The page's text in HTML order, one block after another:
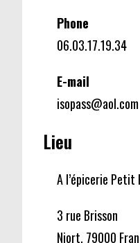
Phone
06.03.17.19.34
E-mail
isopass@aol.com
Lieu
A l’épicerie Petit
3 rue Brisson
Niort, 79000